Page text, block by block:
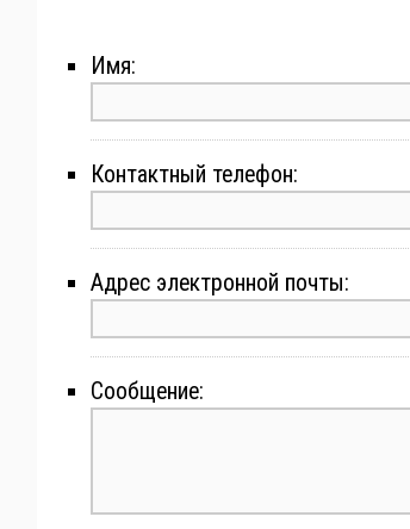
Имя:
Контактный телефон:
Адрес электронной почты:
Сообщение: